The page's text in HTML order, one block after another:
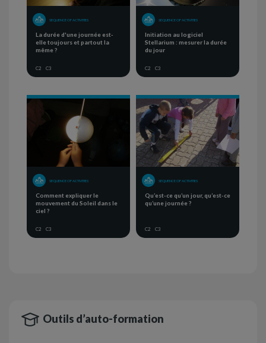
SEQUENCE OF ACTIVITIES
La durée d'une journée est-
elle toujours et partout la
même ?
C2 C3
SEQUENCE OF ACTIVITIES
Initiation au logiciel
Stellarium : mesurer la durée
du jour
C2 C3
SEQUENCE OF ACTIVITIES
Comment expliquer le
mouvement du Soleil dans le
ciel ?
C2 C3
SEQUENCE OF ACTIVITIES
Qu’est-ce qu’un jour, qu’est-ce
qu’une journée ?
C2 C3
Outils d’auto-formation